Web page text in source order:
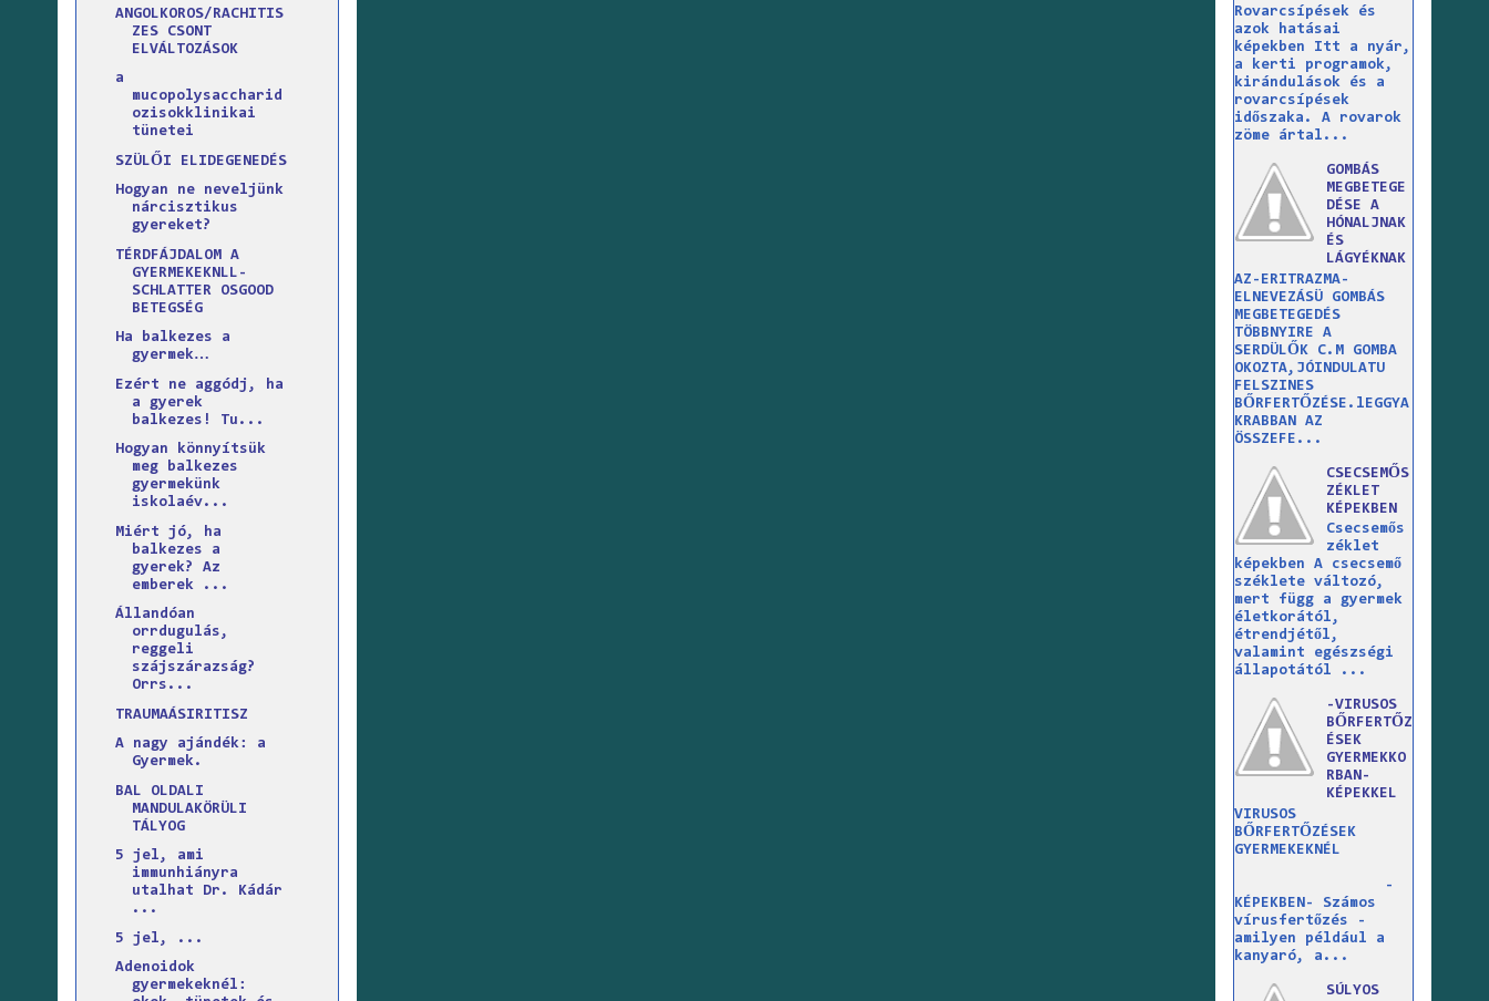
ANGOLKOROS/RACHITIS
ZES CSONT
ELVÁLTOZÁSOK
a
mucopolysaccharid
ozisokklinikai
tünetei
SZÜLŐI ELIDEGENEDÉS
Hogyan ne neveljünk
nárcisztikus
gyereket?
TÉRDFÁJDALOM A
GYERMEKEKNLL-
SCHLATTER OSGOOD
BETEGSÉG
Ha balkezes a
gyermek…
Ezért ne aggódj, ha
a gyerek
balkezes! Tu...
Hogyan könnyítsük
meg balkezes
gyermekünk
iskolaév...
Miért jó, ha
balkezes a
gyerek? Az
emberek ...
Állandóan
orrdugulás,
reggeli
szájszárazság?
Orrs...
TRAUMAÁSIRITISZ
A nagy ajándék: a
Gyermek.
BAL OLDALI
MANDULAKÖRÜLI
TÁLYOG
5 jel, ami
immunhiányra
utalhat Dr. Kádár
...
5 jel, ...
Adenoidok
gyermekeknél:
Rovarcsípések és
azok hatásai
képekben Itt a nyár,
a kerti programok,
kirándulások és a
rovarcsípések
időszaka. A rovarok
zöme ártal...
GOMBÁS
MEGBETEGE
DÉSE A
HÓNALJNAK
ÉS
LÁGYÉKNAK
AZ-ERITRAZMA-
ELNEVEZÁSÜ GOMBÁS
MEGBETEGEDÉS
TÖBBNYIRE A
SERDÜLŐK C.M GOMBA
OKOZTA,JÓINDULATU
FELSZINES
BŐRFERTŐZÉSE.lEGGYA
KRABBAN AZ
ÖSSZEFE...
CSECSEMŐS
ZÉKLET
KÉPEKBEN
Csecsemős
zéklet
képekben A csecsemő
széklete változó,
mert függ a gyermek
életkorától,
étrendjétől,
valamint egészségi
állapotától ...
-VIRUSOS
BŐRFERTŐZ
ÉSEK
GYERMEKKO
RBAN-
KÉPEKKEL
VIRUSOS
BŐRFERTŐZÉSEK
GYERMEKEKNÉL
-
KÉPEKBEN- Számos
vírusfertőzés -
amilyen például a
kanyaró, a...
SÚLYOS